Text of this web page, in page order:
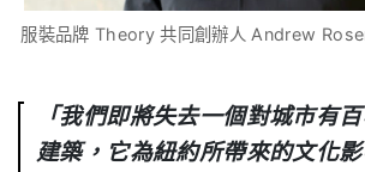
服裝品牌 Theory 共同創辦人 Andrew
「我們即將失去一個對城市有
建築，它為紐約所帶來的文化